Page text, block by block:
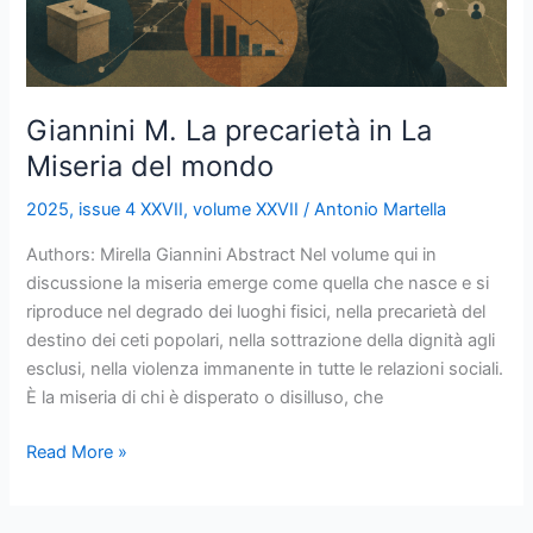
Giannini M. La precarietà in La
Miseria del mondo
2025, issue 4 XXVII,volume XXVII /Antonio Martella
Authors: Mirella Giannini Abstract Nel volume qui in
discussione la miseria emerge come quella che nasce e si
riproduce nel degrado dei luoghi fisici, nella precarietà del
destino dei ceti popolari, nella sottrazione della dignità agli
esclusi, nella violenza immanente in tutte le relazioni sociali.
È la miseria di chi è disperato o disilluso, che
Read More »